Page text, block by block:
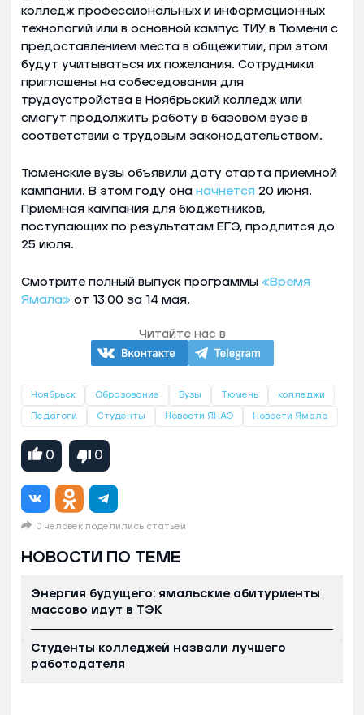
колледж профессиональных и информационных
технологий или в основной кампус ТИУ в Тюмени с
предоставлением места в общежитии, при этом
будут учитываться их пожелания. Сотрудники
приглашены на собеседования для
трудоустройства в Ноябрьский колледж или
смогут продолжить работу в базовом вузе в
соответствии с трудовым законодательством.
Тюменские вузы объявили дату старта приемной
кампании. В этом году она начнется 20 июня.
Приемная кампания для бюджетников,
поступающих по результатам ЕГЭ, продлится до
25 июля.
Смотрите полный выпуск программы «Время
Ямала» от 13:00 за 14 мая.
Читайте нас в
Ноябрьск Образование Вузы Тюмень колледжи
Педагоги Студенты Новости ЯНАО Новости Ямала
0 0
0 человек поделились статьей
НОВОСТИ ПО ТЕМЕ
Энергия будущего: ямальские абитуриенты
массово идут в ТЭК
Студенты колледжей назвали лучшего
работодателя